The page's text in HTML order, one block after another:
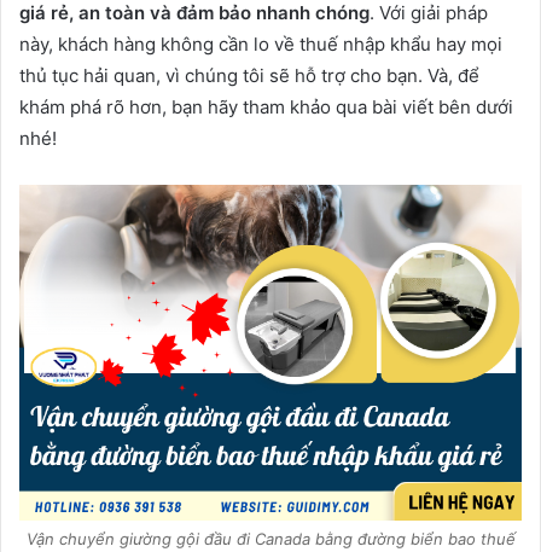
giá rẻ, an toàn và đảm bảo nhanh chóng. Với giải pháp
này, khách hàng không cần lo về thuế nhập khẩu hay mọi
thủ tục hải quan, vì chúng tôi sẽ hỗ trợ cho bạn. Và, để
khám phá rõ hơn, bạn hãy tham khảo qua bài viết bên dưới
nhé!
Vận chuyển giường gội đầu đi Canada bằng đường biển bao thuế